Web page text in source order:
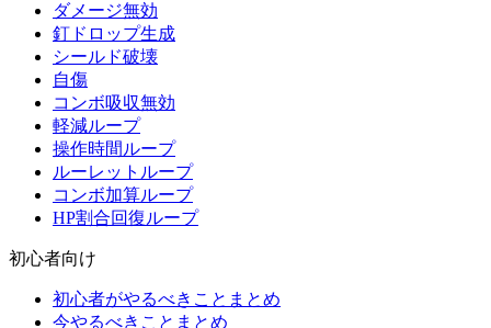
ダメージ無効
釘ドロップ生成
シールド破壊
自傷
コンボ吸収無効
軽減ループ
操作時間ループ
ルーレットループ
コンボ加算ループ
HP割合回復ループ
初心者向け
初心者がやるべきことまとめ
今やるべきことまとめ